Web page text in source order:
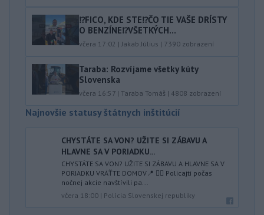
⁉️FICO, KDE STE⁉️ČO TIE VAŠE DRÍSTY
O BENZÍNE⁉️VŠETKÝCH...
včera 17:02 |Jakab Július | 7390 zobrazení
Taraba: Rozvíjame všetky kúty
Slovenska
včera 16:57 | Taraba Tomáš | 4808 zobrazení
Najnovšie statusy štátnych inštitúcií
CHYSTÁTE SA VON? UŽITE SI ZÁBAVU A
HLAVNE SA V PORIADKU...
CHYSTÁTE SA VON? UŽITE SI ZÁBAVU A HLAVNE SA V
PORIADKU VRÁŤTE DOMOV📍 👮‍♂️ Policajti počas
nočnej akcie navštívili pa...
včera 18:00 | Polícia Slovenskej republiky